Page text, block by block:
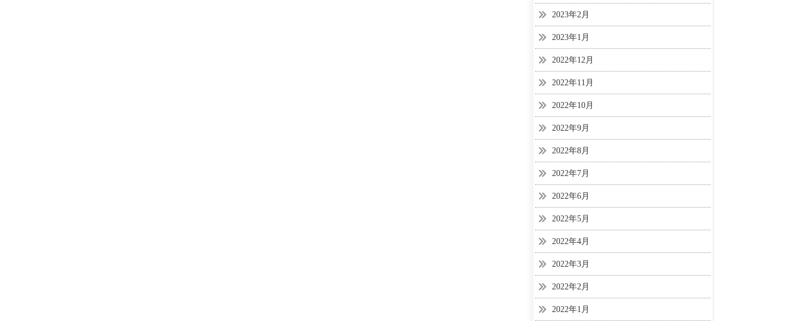
2023年2月
2023年1月
2022年12月
2022年11月
2022年10月
2022年9月
2022年8月
2022年7月
2022年6月
2022年5月
2022年4月
2022年3月
2022年2月
2022年1月